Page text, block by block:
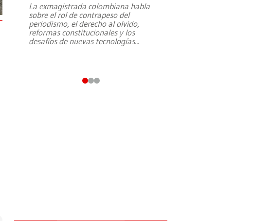
La exmagistrada colombiana habla
sobre el rol de contrapeso del
periodismo, el derecho al olvido,
reformas constitucionales y los
desafíos de nuevas tecnologías...